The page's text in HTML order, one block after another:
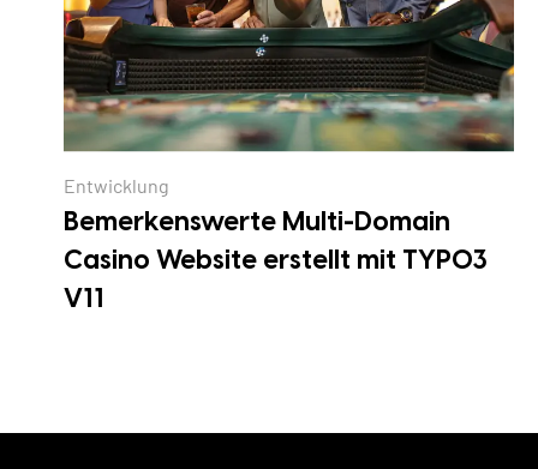
Entwicklung
Bemerkenswerte Multi-Domain
Casino Website erstellt mit TYPO3
V11